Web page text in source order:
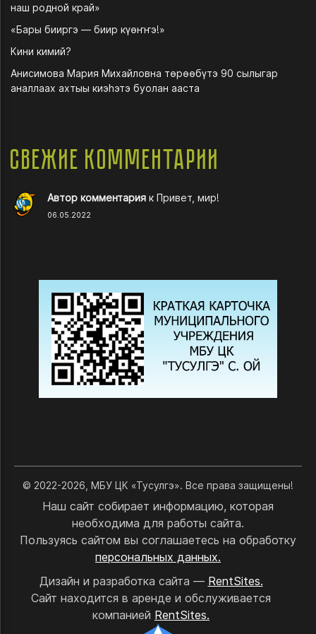
наш родной край»
«Бары бииргэ — биир күөҥҥэ!»
Кини кимий?
Анисимова Мария Михайловна төрөөбүтэ 90 сылыгар
аналлаах ахтыы киэһэтэ буолан ааста
Свежие комментарии
Автор комментария к Привет, мир!
06.05.2022
© 2022-2026, МБУ ЦК «Тусулгэ». Все права защищены!
Наш сайт собирает информацию, которая
необходима для работы сайта.
Пользуясь сайтом вы соглашаетесь на обработку
персональных данных.
Дизайн и разработка сайта — RentSites.
Сайт находится в аренде и обслуживается
компанией RentSites.